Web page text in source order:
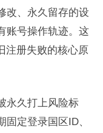
改、永久留存的设
账号操作轨迹。这
注册失败的核心原
永久打上风险标
定登录国区ID、